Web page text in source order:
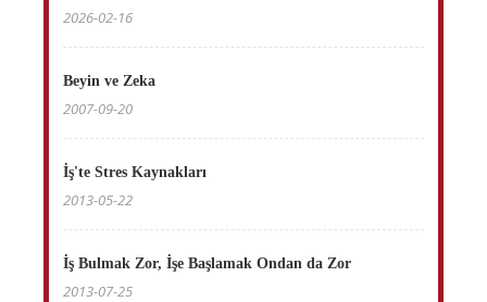
2026-02-16
Beyin ve Zeka
2007-09-20
İş'te Stres Kaynakları
2013-05-22
İş Bulmak Zor, İşe Başlamak Ondan da Zor
2013-07-25